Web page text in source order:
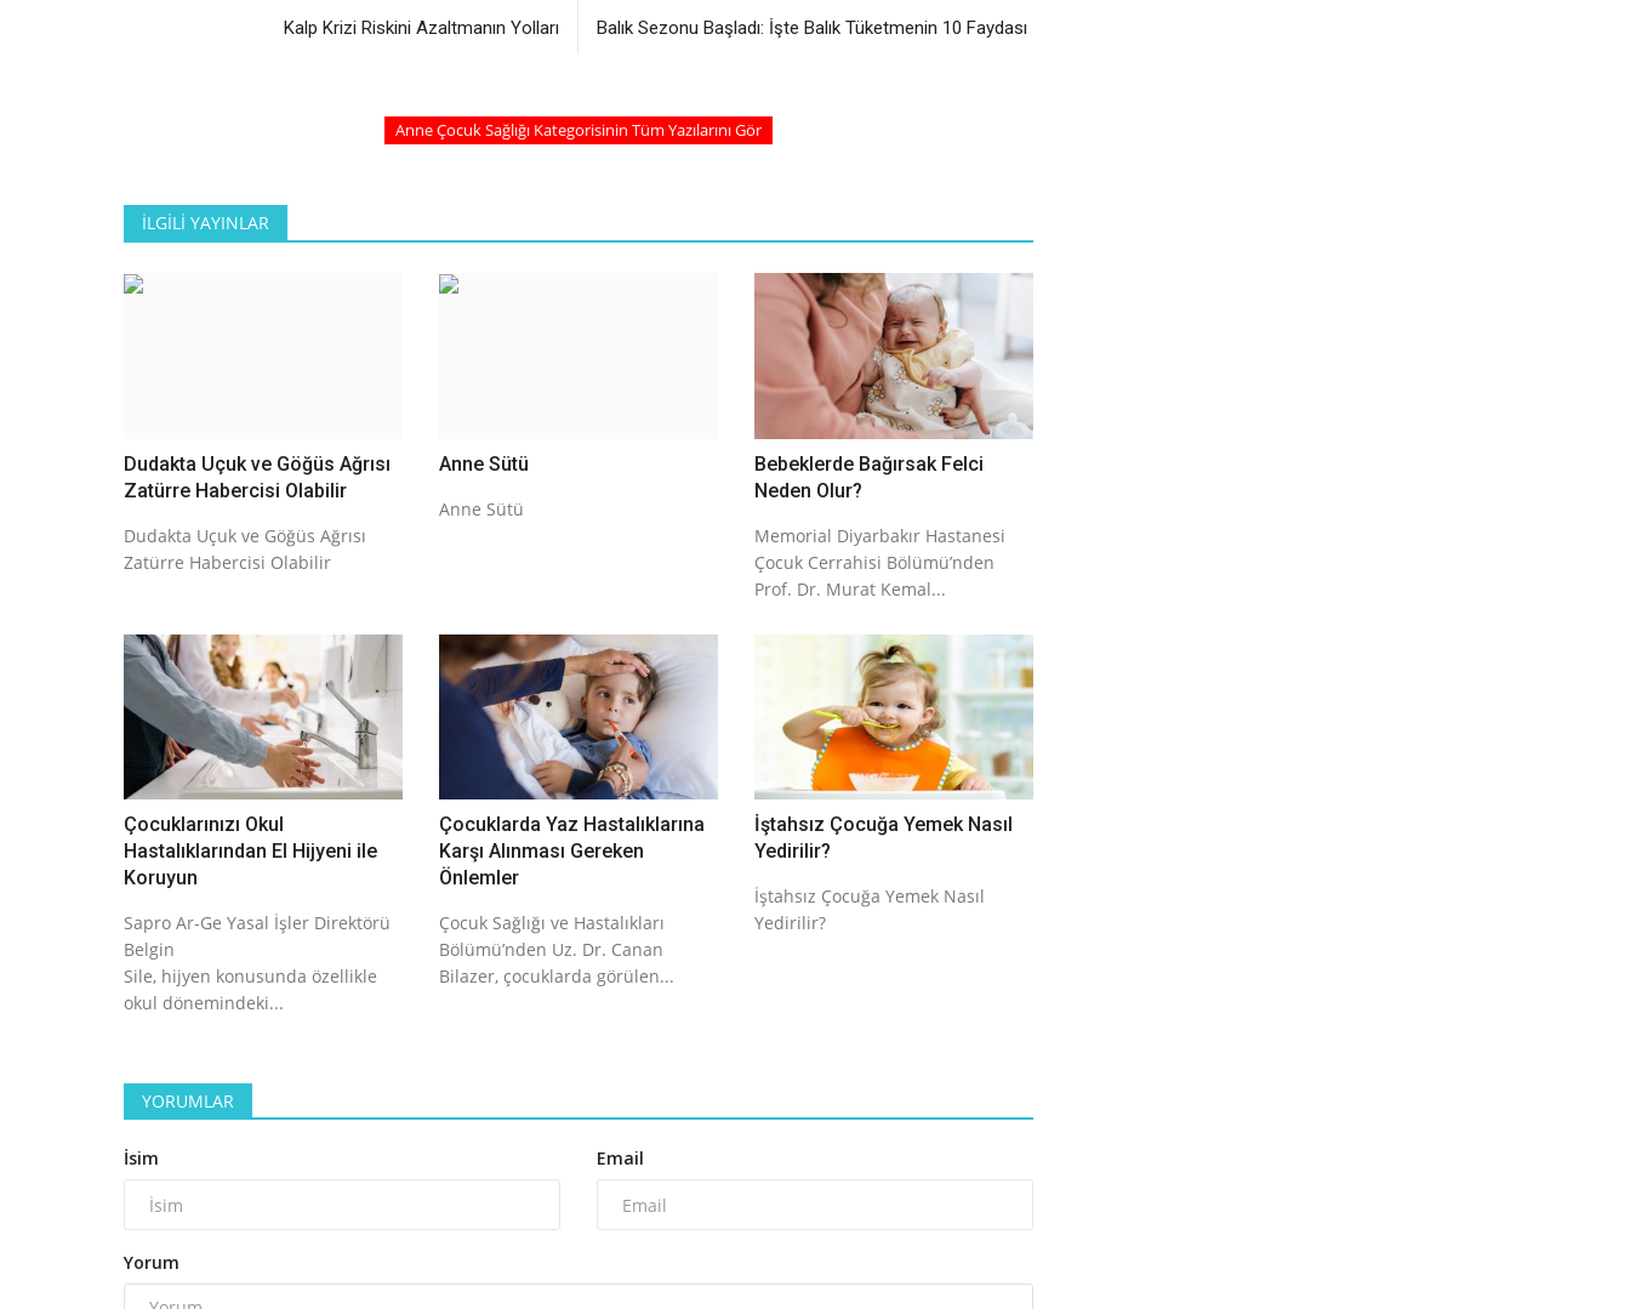
Kalp Krizi Riskini Azaltmanın Yolları Balık Sezonu Başladı: İşte Balık Tüketmenin 10 Faydası
Anne Çocuk Sağlığı Kategorisinin Tüm Yazılarını Gör
İLGILI YAYINLAR
Dudakta Uçuk ve Göğüs Ağrısı
Zatürre Habercisi Olabilir
Dudakta Uçuk ve Göğüs Ağrısı
Zatürre Habercisi Olabilir
Anne Sütü
Anne Sütü
Bebeklerde Bağırsak Felci
Neden Olur?
Memorial Diyarbakır Hastanesi
Çocuk Cerrahisi Bölümü’nden
Prof. Dr. Murat Kemal...
Çocuklarınızı Okul
Hastalıklarından El Hijyeni ile
Koruyun
Sapro Ar-Ge Yasal İşler Direktörü
Belgin
Sile, hijyen konusunda özellikle
okul dönemindeki...
Çocuklarda Yaz Hastalıklarına
Karşı Alınması Gereken
Önlemler
Çocuk Sağlığı ve Hastalıkları
Bölümü’nden Uz. Dr. Canan
Bilazer, çocuklarda görülen...
İştahsız Çocuğa Yemek Nasıl
Yedirilir?
İştahsız Çocuğa Yemek Nasıl
Yedirilir?
YORUMLAR
İsim Email
Yorum